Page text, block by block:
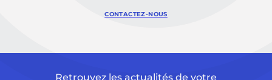
CONTACTEZ-NOUS
Retrouvez les actualités de votre